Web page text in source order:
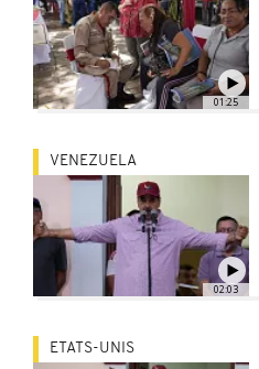
01:25
02:03
VENEZUELA
ETATS-UNIS